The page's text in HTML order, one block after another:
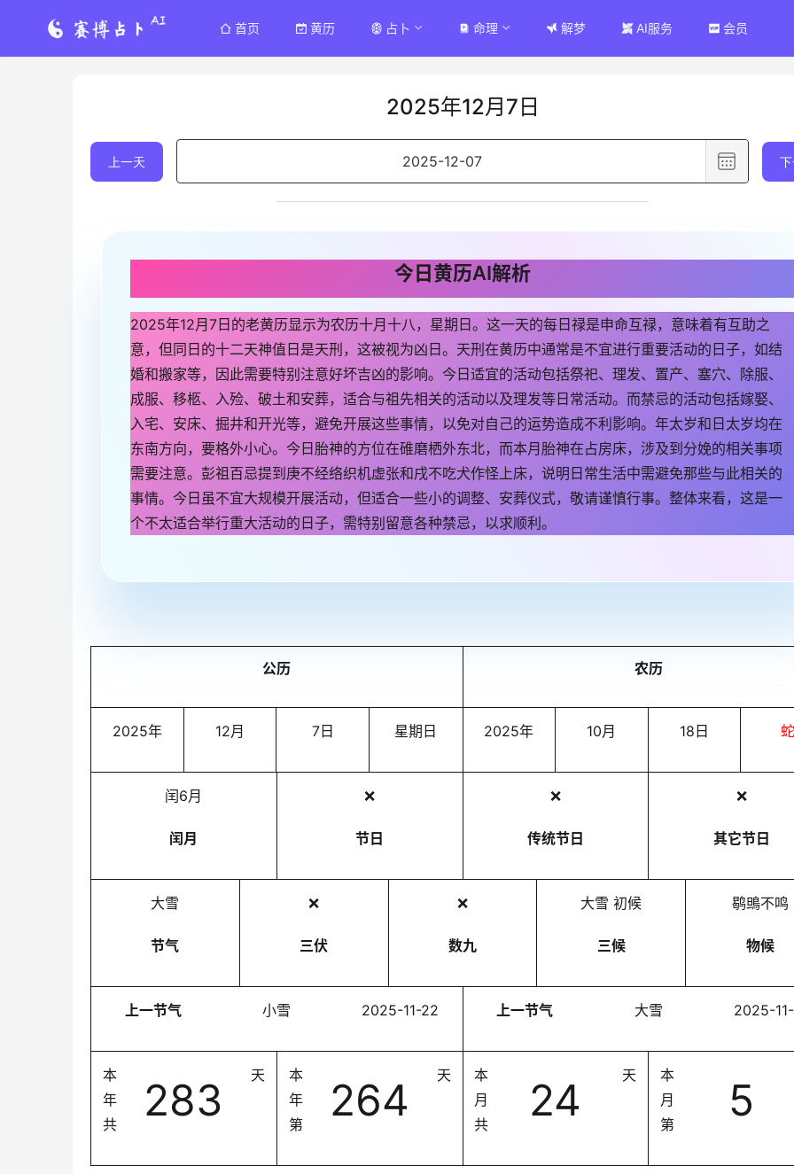
首页 黄历 占卜 命理 解梦 AI服务 会员
2025年12月7日
上一天
选
选
择
日
期
2
0
2
5
年
今日黄历AI解析
2025年12月7日的老黄历显示为农历十月十八，星期日。这一天的每日禄是申命互禄，意味着有互助之
意，但同日的十二天神值日是天刑，这被视为凶日。天刑在黄历中通常是不宜进行重要活动的日子，如结
婚和搬家等，因此需要特别注意好坏吉凶的影响。今日适宜的活动包括祭祀、理发、置产、塞穴、除服、
成服、移柩、入殓、破土和安葬，适合与祖先相关的活动以及理发等日常活动。而禁忌的活动包括嫁娶、
入宅、安床、掘井和开光等，避免开展这些事情，以免对自己的运势造成不利影响。年太岁和日太岁均在
东南方向，要格外小心。今日胎神的方位在碓磨栖外东北，而本月胎神在占房床，涉及到分娩的相关事项
需要注意。彭祖百忌提到庚不经络织机虚张和戌不吃犬作怪上床，说明日常生活中需避免那些与此相关的
事情。今日虽不宜大规模开展活动，但适合一些小的调整、安葬仪式，敬请谨慎行事。整体来看，这是一
个不太适合举行重大活动的日子，需特别留意各种禁忌，以求顺利。
公历
2025年 12月 7日 星期日
农历
2025年 10月 18日 蛇
闰6月
闰月
❌
节日
❌
传统节日
❌
其它节日
大雪
节气
❌
三伏
❌
数九
大雪 初候
三候
鹖鴠不鸣
物候
上一节气 小雪 2025-11-22 上一节气 大雪 2025-
本
年
共
365 天
本
年
第
341 天
本
月
共
31 天
本
月
第
7